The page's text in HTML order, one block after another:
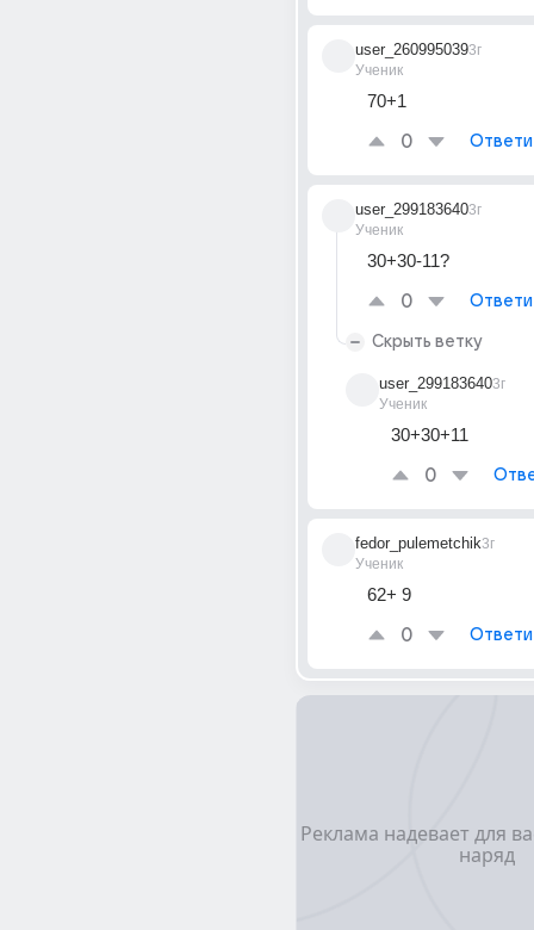
user_260995039
Ученик
3г
70+1
0
user_299183640
Ученик
3г
30+30-11?
0
Скрыть ветку
user_299183640
Ученик
3г
30+30+11
0
fedor_pulemetchik
Ученик
3г
62+ 9
0